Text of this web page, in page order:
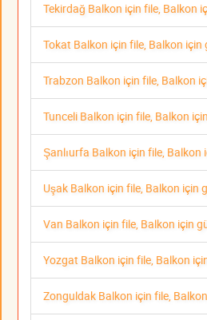
Tekirdağ Balkon için file, Balkon
Tokat Balkon için file, Balkon için
Trabzon Balkon için file, Balkon
Tunceli Balkon için file, Balkon
Şanlıurfa Balkon için file, Balkon
Uşak Balkon için file, Balkon için
Van Balkon için file, Balkon için
Yozgat Balkon için file, Balkon
Zonguldak Balkon için file,